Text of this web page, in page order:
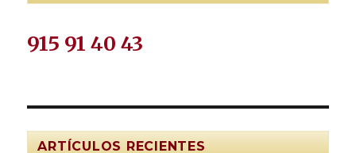
915 91 40 43
ARTÍCULOS RECIENTES